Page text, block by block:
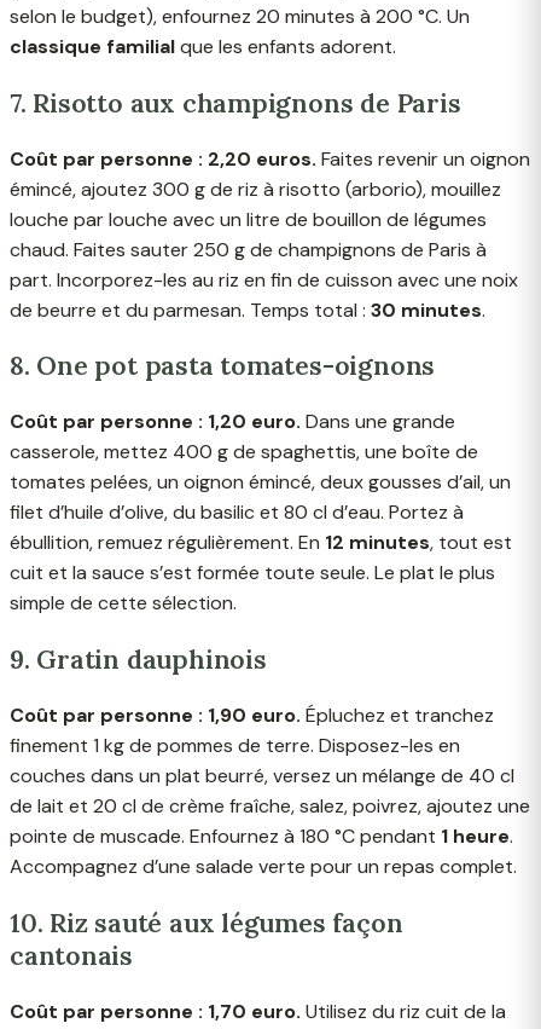
selon le budget), enfournez 20 minutes à 200 °C. Un
classique familialque les enfants adorent.
7. Risotto aux champignons de Paris
Coût par personne : 2,20 euros. Faites revenir un oignon
émincé, ajoutez 300 g de riz à risotto (arborio), mouillez
louche par louche avec un litre de bouillon de légumes
chaud. Faites sauter 250 g de champignons de Paris à
part. Incorporez-les au riz en fin de cuisson avec une noix
de beurre et du parmesan. Temps total : 30 minutes.
8. One pot pasta tomates-oignons
Coût par personne : 1,20 euro. Dans une grande
casserole, mettez 400 g de spaghettis, une boîte de
tomates pelées, un oignon émincé, deux gousses d’ail, un
filet d’huile d’olive, du basilic et 80 cl d’eau. Portez à
ébullition, remuez régulièrement. En 12 minutes, tout est
cuit et la sauce s’est formée toute seule. Le plat le plus
simple de cette sélection.
9. Gratin dauphinois
Coût par personne : 1,90 euro. Épluchez et tranchez
finement 1 kg de pommes de terre. Disposez-les en
couches dans un plat beurré, versez un mélange de 40 cl
de lait et 20 cl de crème fraîche, salez, poivrez, ajoutez une
pointe de muscade. Enfournez à 180 °C pendant 1 heure.
Accompagnez d’une salade verte pour un repas complet.
10. Riz sauté aux légumes façon
cantonais
Coût par personne : 1,70 euro. Utilisez du riz cuit de la